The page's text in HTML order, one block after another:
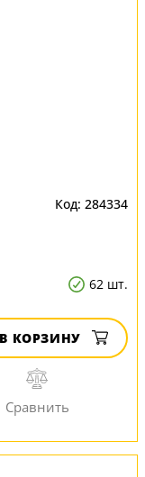
284334
62 шт.
В КОРЗИНУ